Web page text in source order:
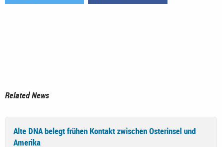
Related News
Alte DNA belegt frühen Kontakt zwischen Osterinsel und
Amerika